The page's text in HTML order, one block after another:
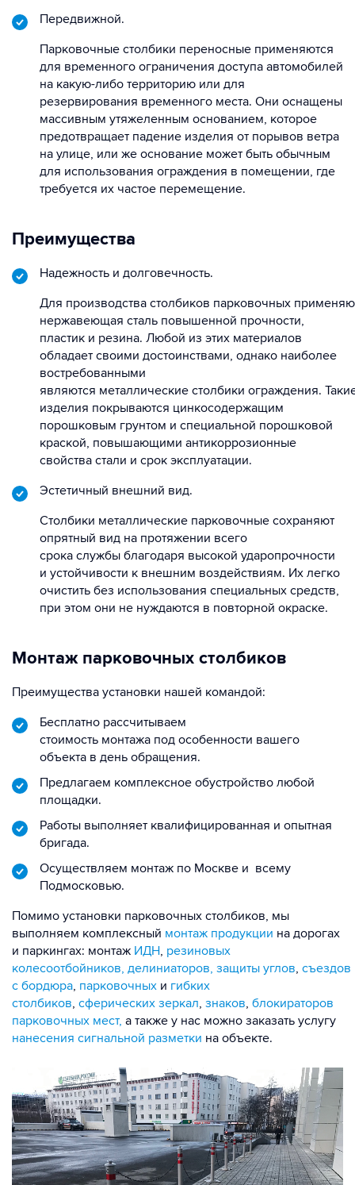
Передвижной.
Парковочные столбики переносные применяются
для временного ограничения доступа автомобилей
на какую-либо территорию или для
резервирования временного места. Они оснащены
массивным утяжеленным основанием, которое
предотвращает падение изделия от порывов ветра
на улице, или же основание может быть обычным
для использования ограждения в помещении, где
требуется их частое перемещение.
Преимущества
Надежность и долговечность.
Для производства столбиков парковочных
нержавеющая сталь повышенной прочности,
пластик и резина. Любой из этих материалов
обладает своими достоинствами, однако наиболее
востребованными
являются металлические столбики ограждения.
изделия покрываются цинкосодержащим
порошковым грунтом и специальной порошковой
краской, повышающими антикоррозионные
свойства стали и срок эксплуатации.
Эстетичный внешний вид.
Столбики металлические парковочные сохраняют
опрятный вид на протяжении всего
срока службы благодаря высокой ударопрочности
и устойчивости к внешним воздействиям. Их легко
очистить без использования специальных средств,
при этом они не нуждаются в повторной окраске.
Монтаж парковочных столбиков
Преимущества установки нашей командой:
Бесплатно рассчитываем
стоимость монтажа под особенности вашего
объекта в день обращения.
Предлагаем комплексное обустройство любой
площадки.
Работы выполняет квалифицированная и опытная
бригада.
Осуществляем монтаж по Москве и всему
Подмосковью.
Помимо установки парковочных столбиков, мы
выполняем комплексный монтаж продукции на дорогах
и паркингах: монтаж ИДН, резиновых
колесоотбойников, делиниаторов, защиты углов, съездов
с бордюра, парковочных и гибких
столбиков, сферических зеркал, знаков, блокираторов
парковочных мест, а также у нас можно заказать услугу
нанесения сигнальной разметки на объекте.